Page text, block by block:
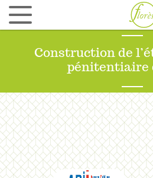
Ergonomie et
Tool to Team
QUI SOMMES NOUS ?
Equipe
Réseau
RÉFÉRENCES
Construction de
pénitentiaire